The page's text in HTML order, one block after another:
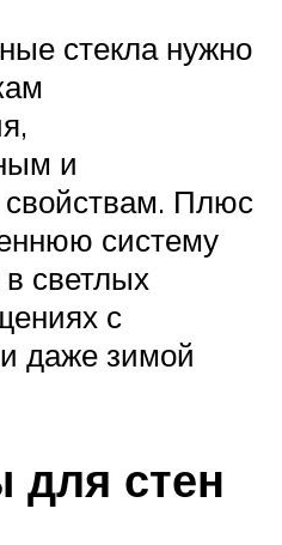
стекла нужно
и
Плюс
систему
в светлых
с
даже зимой
для стен